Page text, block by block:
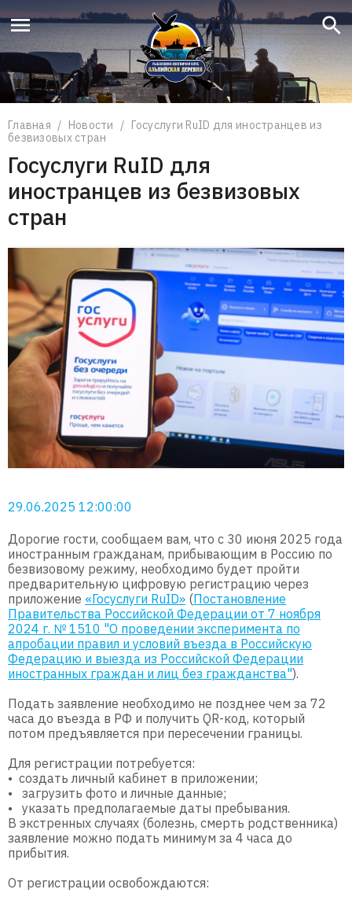
Главная / Новости / Госуслуги RuID для иностранцев из
безвизовых стран
Госуслуги RuID для
иностранцев из безвизовых
стран
29.06.2025 12:00:00
Дорогие гости, сообщаем вам, что с 30 июня 2025 года
иностранным гражданам, прибывающим в Россию по
безвизовому режиму, необходимо будет пройти
предварительную цифровую регистрацию через
приложение «Госуслуги RuID» (Постановление
Правительства Российской Федерации от 7 ноября
2024 г. № 1510 "О проведении эксперимента по
апробации правил и условий въезда в Российскую
Федерацию и выезда из Российской Федерации
иностранных граждан и лиц без гражданства").
Подать заявление необходимо не позднее чем за 72
часа до въезда в РФ и получить QR-код, который
потом предъявляется при пересечении границы.
Для регистрации потребуется:
• создать личный кабинет в приложении;
•
загрузить фото и личные данные;
•
указать предполагаемые даты пребывания.
В экстренных случаях (болезнь, смерть родственника)
заявление можно подать минимум за 4 часа до
прибытия.
От регистрации освобождаются:
Что вы ищете?
Поиск